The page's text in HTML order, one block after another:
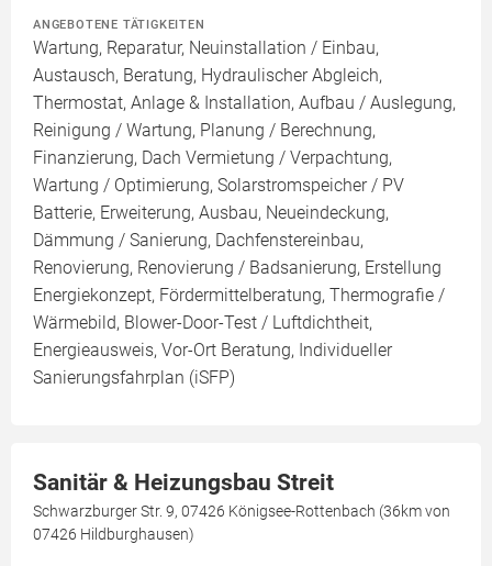
ANGEBOTENE TÄTIGKEITEN
Wartung, Reparatur, Neuinstallation / Einbau,
Austausch, Beratung, Hydraulischer Abgleich,
Thermostat, Anlage & Installation, Aufbau / Auslegung,
Reinigung / Wartung, Planung / Berechnung,
Finanzierung, Dach Vermietung / Verpachtung,
Wartung / Optimierung, Solarstromspeicher / PV
Batterie, Erweiterung, Ausbau, Neueindeckung,
Dämmung / Sanierung, Dachfenstereinbau,
Renovierung, Renovierung / Badsanierung, Erstellung
Energiekonzept, Fördermittelberatung, Thermografie /
Wärmebild, Blower-Door-Test / Luftdichtheit,
Energieausweis, Vor-Ort Beratung, Individueller
Sanierungsfahrplan (iSFP)
Sanitär & Heizungsbau Streit
Schwarzburger Str. 9, 07426 Königsee-Rottenbach (36km von
07426 Hildburghausen)